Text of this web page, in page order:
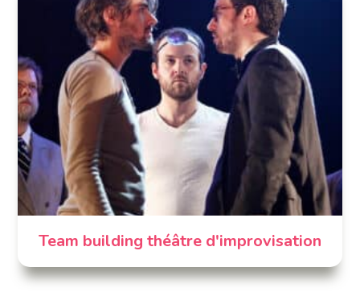
Team building théâtre d'improvisation